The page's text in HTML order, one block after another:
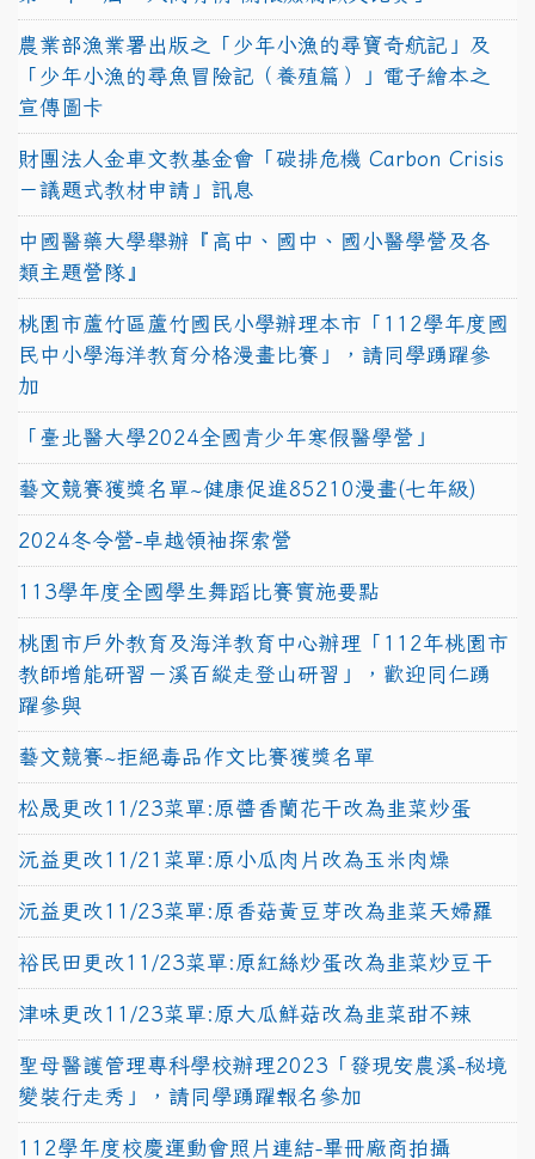
農業部漁業署出版之「少年小漁的尋寶奇航記」及
「少年小漁的尋魚冒險記（養殖篇）」電子繪本之
宣傳圖卡
財團法人金車文教基金會「碳排危機 Carbon Crisis
－議題式教材申請」訊息
中國醫藥大學舉辦『高中、國中、國小醫學營及各
類主題營隊』
桃園市蘆竹區蘆竹國民小學辦理本市「112學年度國
民中小學海洋教育分格漫畫比賽」，請同學踴躍參
加
「臺北醫大學2024全國青少年寒假醫學營」
藝文競賽獲獎名單~健康促進85210漫畫(七年級)
2024冬令營-卓越領袖探索營
113學年度全國學生舞蹈比賽實施要點
桃園市戶外教育及海洋教育中心辦理「112年桃園市
教師增能研習－溪百縱走登山研習」，歡迎同仁踴
躍參與
藝文競賽~拒絕毒品作文比賽獲獎名單
松晟更改11/23菜單:原醬香蘭花干改為韭菜炒蛋
沅益更改11/21菜單:原小瓜肉片改為玉米肉燥
沅益更改11/23菜單:原香菇黃豆芽改為韭菜天婦羅
裕民田更改11/23菜單:原紅絲炒蛋改為韭菜炒豆干
津味更改11/23菜單:原大瓜鮮菇改為韭菜甜不辣
聖母醫護管理專科學校辦理2023「發現安農溪-秘境
變裝行走秀」，請同學踴躍報名參加
112學年度校慶運動會照片連結-畢冊廠商拍攝